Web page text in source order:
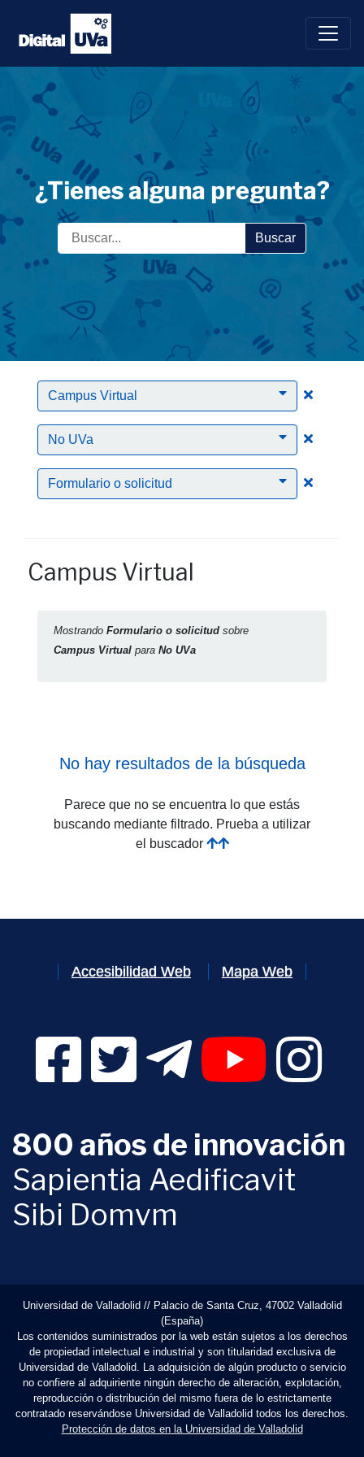
Saltar
contenido
¿Tienes alguna pregunta?
Buscar
Campus Virtual Clic
No UVa Clic
Formulario o solicitud Clic
Campus Virtual
Mostrando Formulario o solicitud sobre
Campus Virtual para No UVa
No hay resultados de la búsqueda
Parece que no se encuentra lo que estás
buscando mediante filtrado. Prueba a utilizar
el buscador
Accesibilidad Web Mapa Web
Facebook Digital UVa (se abrirá en una nueva
Twitter Digital UVa (se abrirá en una
Telegram Digital UVa (se
YouTube Digital
800 años de innovación
Sapientia Aedificavit
Sibi Domvm
Universidad de Valladolid // Palacio de Santa Cruz, 47002 Valladolid
(España)
Los contenidos suministrados por la web están sujetos a los derechos
de propiedad intelectual e industrial y son titularidad exclusiva de
Universidad de Valladolid. La adquisición de algún producto o servicio
no confiere al adquiriente ningún derecho de alteración, explotación,
reproducción o distribución del mismo fuera de lo estrictamente
contratado reservándose Universidad de Valladolid todos los derechos.
Protección de datos en la Universidad de Valladolid